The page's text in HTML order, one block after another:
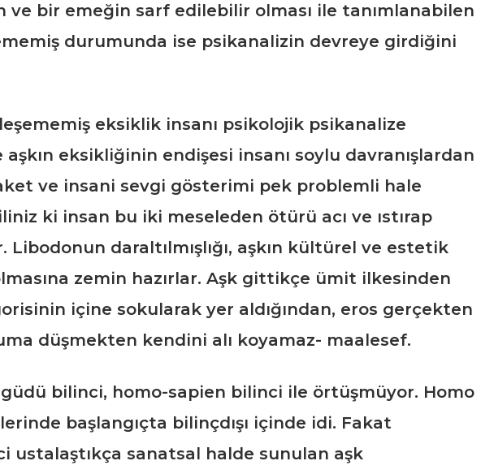
ve bir emeğin sarf edilebilir olması ile tanımlanabilen
durumunda ise psikanalizin devreye girdiğini
eksiklik insanı psikolojik psikanalize
eksikliğinin endişesi insanı soylu davranışlardan
ve insani sevgi gösterimi pek problemli hale
ki insan bu iki meseleden ötürü acı ve ıstırap
daraltılmışlığı, aşkın kültürel ve estetik
zemin hazırlar. Aşk gittikçe ümit ilkesinden
içine sokularak yer aldığından, eros gerçekten
düşmekten kendini alı koyamaz- maalesef.
bilinci, homo-sapien bilinci ile örtüşmüyor. Homo
başlangıçta bilinçdışı içinde idi. Fakat
ustalaştıkça sanatsal halde sunulan aşk